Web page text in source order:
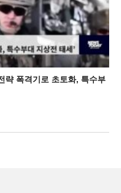
략 폭격기로 초토화, 특수부